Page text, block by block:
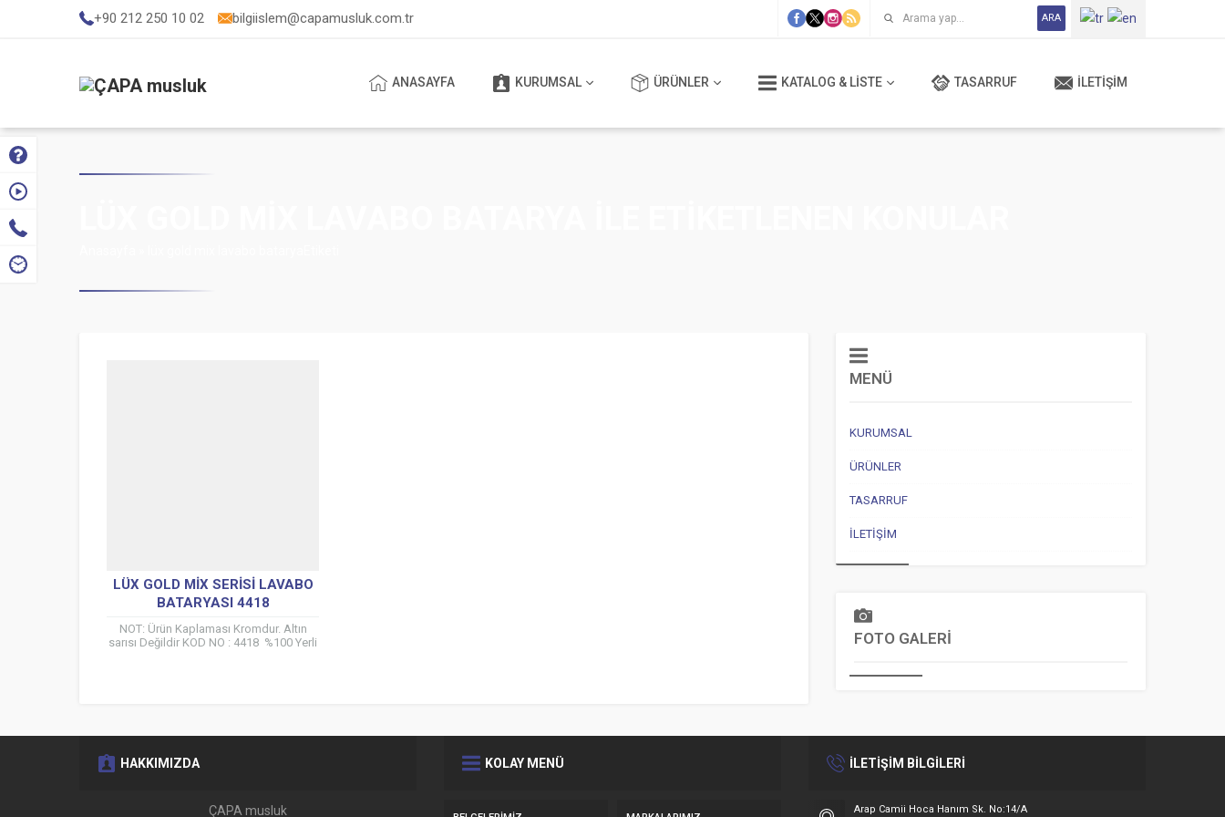
+90 212 250 10 02 bilgiislem@capamusluk.com.tr ARA
ANASAYFA KURUMSAL ÜRÜNLER KATALOG & LISTE TASARRUF İLETIŞIM
LÜX GOLD MIX SERISI LAVABO
BATARYASI 4418
NOT: Ürün Kaplaması Kromdur. Altın
sarısı Değildir KOD NO : 4418 %100 Yerli
MENÜ
KURUMSAL
ÜRÜNLER
TASARRUF
İLETIŞIM
FOTO GALERİ
HAKKIMIZDA
ÇAPA musluk
KOLAY MENÜ İLETİŞİM BİLGİLERİ
Arap Camii Hoca Hanım Sk. No:14/A